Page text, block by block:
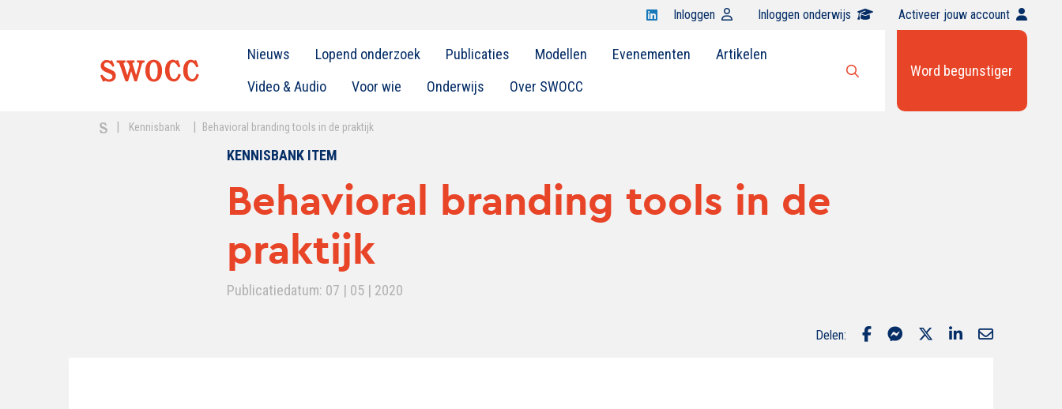
Open
op
Inloggen Inloggen onderwijs Activeer jouw account
Open
Nieuws Lopend onderzoek Publicaties Modellen Evenementen
Artikelen
Video & Audio
Voor wie Onderwijs Over SWOCC
Word begunstiger
| Kennisbank | Behavioral branding tools in de praktijk
KENNISBANK ITEM
Behavioral branding tools in de
praktijk
Publicatiedatum: 07 | 05 | 2020
Delen: